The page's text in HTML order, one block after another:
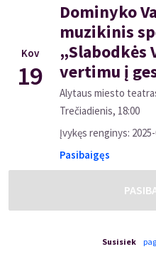
Kov
19
Dominyko
muzikinis
„Slabodkės
vertimu į
Alytaus miesto
Trečiadienis, 18:00
Įvykęs renginys:
Pasibaigęs
Susisiek